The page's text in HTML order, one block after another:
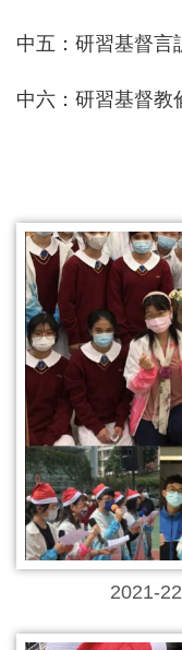
中五：研習基督言
中六：研習基督教
2021-